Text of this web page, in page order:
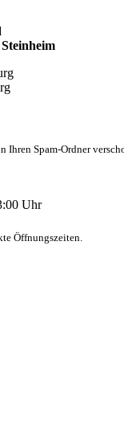
Spam-Ordner
Uhr
Öffnungszeiten.